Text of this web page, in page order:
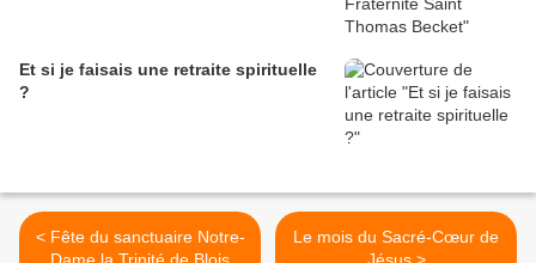
Et si je faisais une retraite spirituelle
?
< Fête du sanctuaire Notre-
Le mois du Sacré-Cœur de